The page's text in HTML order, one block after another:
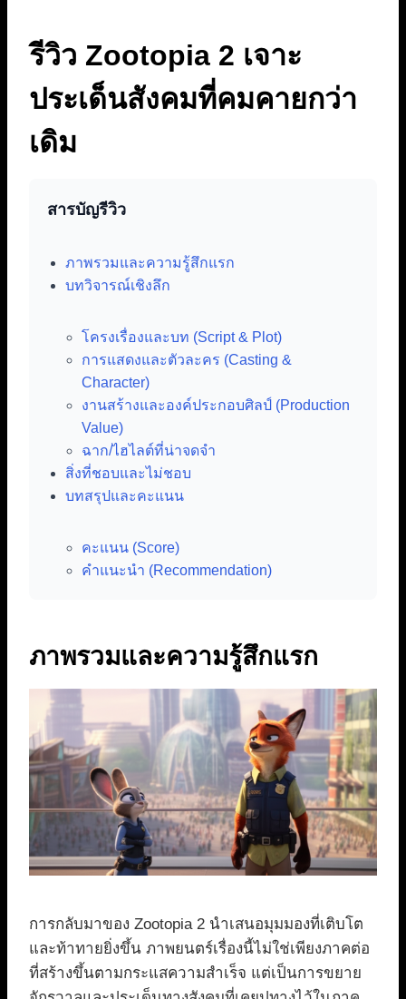
รีวิว Zootopia 2 เจาะ
ประเด็นสังคมที่คมคายกว่า
เดิม
สารบัญรีวิว
ภาพรวมและความรู้สึกแรก
บทวิจารณ์เชิงลึก
โครงเรื่องและบท (Script & Plot)
การแสดงและตัวละคร (Casting &
Character)
งานสร้างและองค์ประกอบศิลป์ (Production
Value)
ฉาก/ไฮไลต์ที่น่าจดจำ
สิ่งที่ชอบและไม่ชอบ
บทสรุปและคะแนน
คะแนน (Score)
คำแนะนำ (Recommendation)
ภาพรวมและความรู้สึกแรก
การกลับมาของ Zootopia 2 นำเสนอมุมมองที่เติบโต
และท้าทายยิ่งขึ้น ภาพยนตร์เรื่องนี้ไม่ใช่เพียงภาคต่อ
ที่สร้างขึ้นตามกระแสความสำเร็จ แต่เป็นการขยาย